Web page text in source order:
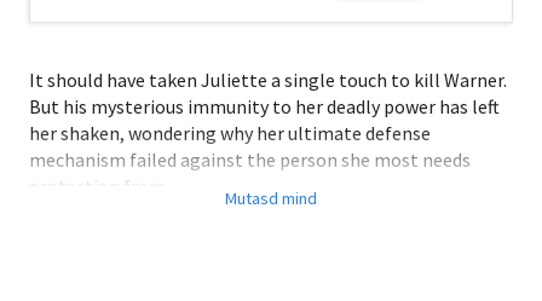
It should have taken Juliette a single touch to kill Warner.
But his mysterious immunity to her deadly power has left
her shaken, wondering why her ultimate defense
mechanism failed against the person she most needs
protection from.